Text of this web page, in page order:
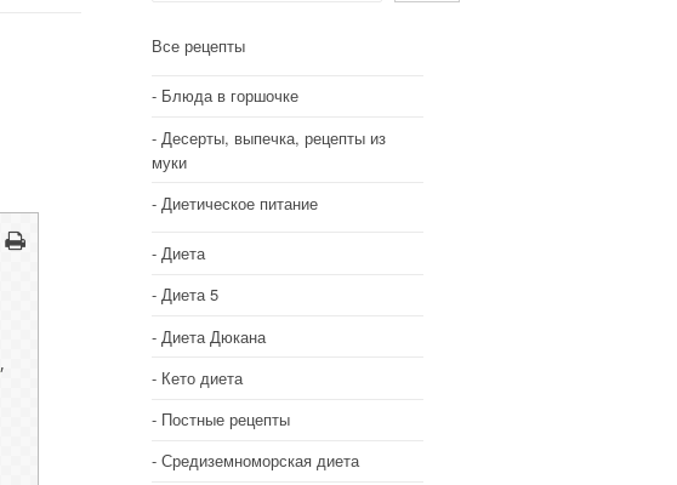
,
Все рецепты
Блюда в горшочке
Десерты, выпечка, рецепты из
муки
Диетическое питание
Диета
Диета 5
Диета Дюкана
Кето диета
Постные рецепты
Средиземноморская диета